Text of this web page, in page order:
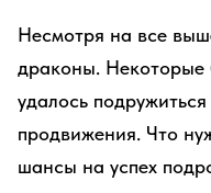
Несмотря на все
драконы. Некоторые
удалось
продвижения. Что
шансы на успех